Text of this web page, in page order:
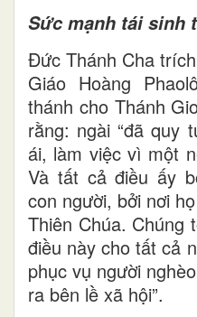
Sức mạnh tái sinh
Đức Thánh Cha
Giáo Hoàng
thánh cho Thánh
rằng: ngài “đã quy
ái, làm việc vì một
Và tất cả điều ấy
con người, bởi nơi
Thiên Chúa. Chúng
điều này cho tất cả
phục vụ người
ra bên lề xã hội”.